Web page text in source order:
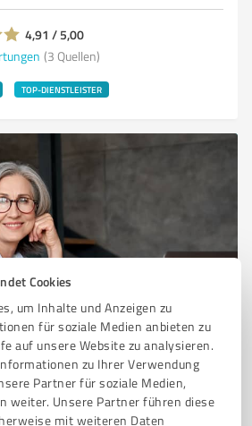
Cookies
um Inhalte und Anzeigen zu
für soziale Medien anbieten zu
auf unsere Website zu analysieren.
zu Ihrer Verwendung
Partner für soziale Medien,
weiter. Unsere Partner führen diese
mit weiteren Daten
4,91 / 5,00
(3 Quellen)
TOP-DIENSTLEISTER
hier gelistet werden?
jetzt und werden Sie ein von
ProvenExpert!